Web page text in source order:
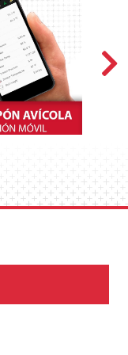
independiente
por
esta App,
indique lo
Personal
de Privacidad
Identificación
USTED
datos